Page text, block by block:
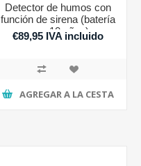
Detector de humos con
función de sirena (batería
para 10 años)
€89,95 IVA incluido
AGREGAR A LA CESTA